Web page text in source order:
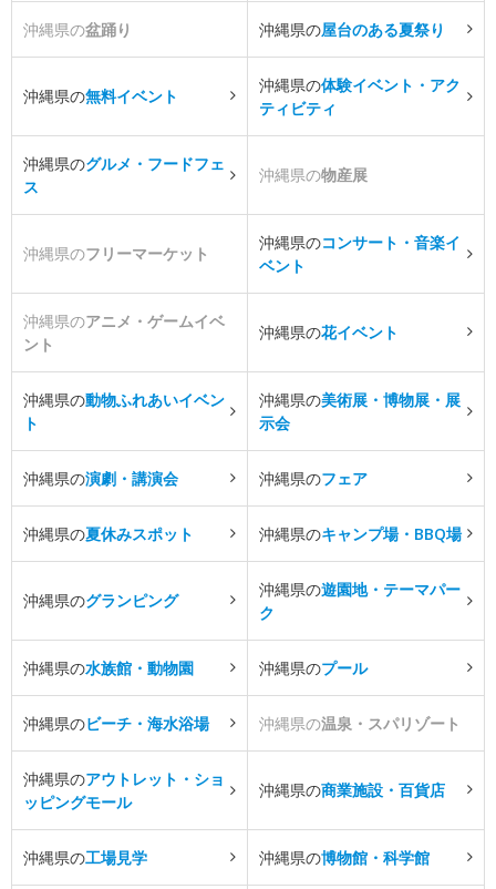
沖縄県の盆踊り 沖縄県の屋台のある夏祭り
沖縄県の無料イベント
沖縄県の体験イベント・アク
ティビティ
沖縄県のグルメ・フードフェ
ス
沖縄県の物産展
沖縄県のフリーマーケット
沖縄県のコンサート・音楽イ
ベント
沖縄県のアニメ・ゲームイベ
ント
沖縄県の花イベント
沖縄県の動物ふれあいイベン
ト
沖縄県の美術展・博物展・展
示会
沖縄県の演劇・講演会 沖縄県のフェア
沖縄県の夏休みスポット 沖縄県のキャンプ場・BBQ場
沖縄県のグランピング
沖縄県の遊園地・テーマパー
ク
沖縄県の水族館・動物園 沖縄県のプール
沖縄県のビーチ・海水浴場 沖縄県の温泉・スパリゾート
沖縄県のアウトレット・ショ
ッピングモール
沖縄県の商業施設・百貨店
沖縄県の工場見学 沖縄県の博物館・科学館